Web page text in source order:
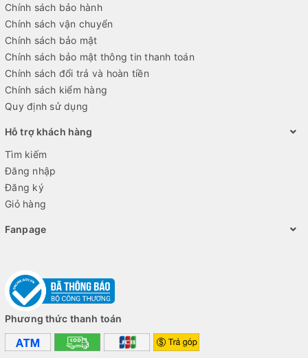
Chính sách bảo hành
Chính sách vận chuyển
Chính sách bảo mật
Chính sách bảo mật thông tin thanh toán
Chính sách đổi trả và hoàn tiền
Chính sách kiểm hàng
Quy định sử dụng
Hỗ trợ khách hàng
Tìm kiếm
Đăng nhập
Đăng ký
Giỏ hàng
Fanpage
Phương thức thanh toán